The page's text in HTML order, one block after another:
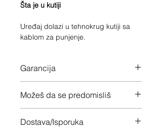
Šta je u kutiji
Uređaj dolazi u tehnokrug kutiji sa
kablom za punjenje.
Garancija
Možeš da se predomisliš
nisi zadovoljan
Dostava/Isporuka